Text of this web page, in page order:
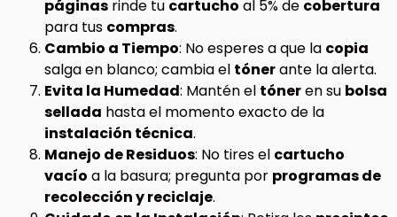
páginas rinde tu cartucho al 5% de cobertura
para tus compras.
Cambio a Tiempo: No esperes a que la copia
salga en blanco; cambia el tónerante la alerta.
Evita la Humedad: Mantén el tóneren su bolsa
sellada hasta el momento exacto de la
instalación técnica.
Manejo de Residuos: No tires el cartucho
vacío a la basura; pregunta por programas de
recolección y reciclaje.